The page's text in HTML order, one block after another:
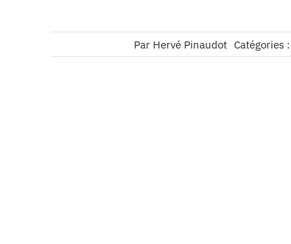
Par Hervé Pinaudot Catégories :